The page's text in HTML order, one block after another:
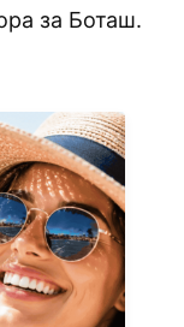
за Боташ.